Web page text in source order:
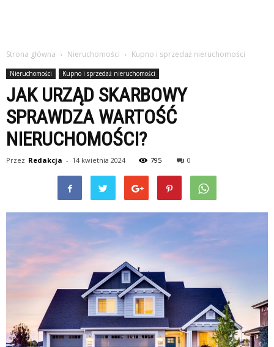
Strona główna Nieruchomości Kupno i sprzedaż nieruchomości
Nieruchomości Kupno i sprzedaż nieruchomości
JAK URZĄD SKARBOWY
SPRAWDZA WARTOŚĆ
NIERUCHOMOŚCI?
Przez Redakcja - 14 kwietnia 2024 795 0